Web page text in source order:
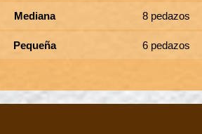
Mediana 8 pedazos
Pequeña 6 pedazos